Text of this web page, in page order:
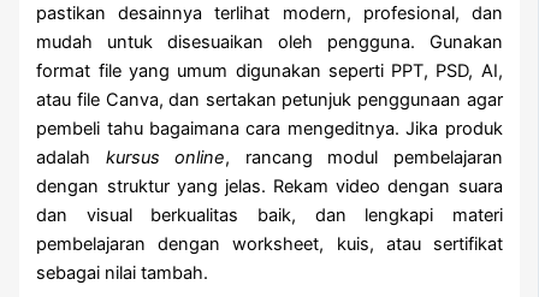
pastikan desainnya terlihat modern, profesional, dan
mudah untuk disesuaikan oleh pengguna. Gunakan
format file yang umum digunakan seperti PPT, PSD, AI,
atau file Canva, dan sertakan petunjuk penggunaan agar
pembeli tahu bagaimana cara mengeditnya. Jika produk
adalah kursus online, rancang modul pembelajaran
dengan struktur yang jelas. Rekam video dengan suara
dan visual berkualitas baik, dan lengkapi materi
pembelajaran dengan worksheet, kuis, atau sertifikat
sebagai nilai tambah.